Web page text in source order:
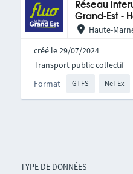
TYPE DE DONNÉES
Réseau
Grand-Est -
Haute-
créé le 29/07/2024
Format GTFS NeTEx
Transport public collectif